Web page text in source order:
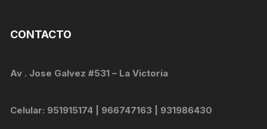
CONTACTO
Av . Jose Galvez #531 – La Victoria
Celular: 951915174 | 966747163 | 931986430